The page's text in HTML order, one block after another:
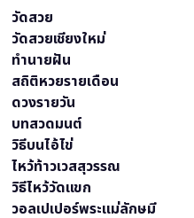
วัดสวย
วัดสวยเชียงใหม่
ทำนายฝัน
สถิติหวยรายเดือน
ดวงรายวัน
บทสวดมนต์
วิธีบนไอ้ไข่
ไหว้ท้าวเวสสุวรรณ
วิธีไหว้วัดแขก
วอลเปเปอร์พระแม่ลักษมี